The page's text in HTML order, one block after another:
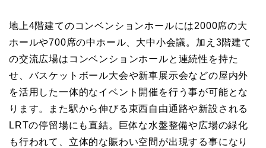
地上4階建てのコンベンションホールには2000席の大
ホールや700席の中ホール、大中小会議。加え3階建て
の交流広場はコンベンションホールと連続性を持た
せ、バスケットボール大会や新車展示会などの屋内外
を活用した一体的なイベント開催を行う事が可能とな
ります。また駅から伸びる東西自由通路や新設される
LRTの停留場にも直結。巨体な水盤整備や広場の緑化
も行われて、立体的な賑わい空間が出現する事になり